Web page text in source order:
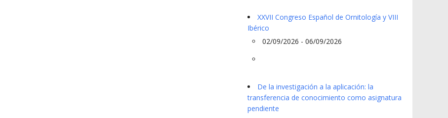
XXVII Congreso Español de Ornitología y VIII
Ibérico
02/09/2026 - 06/09/2026
De la investigación a la aplicación: la
transferencia de conocimiento como asignatura
pendiente